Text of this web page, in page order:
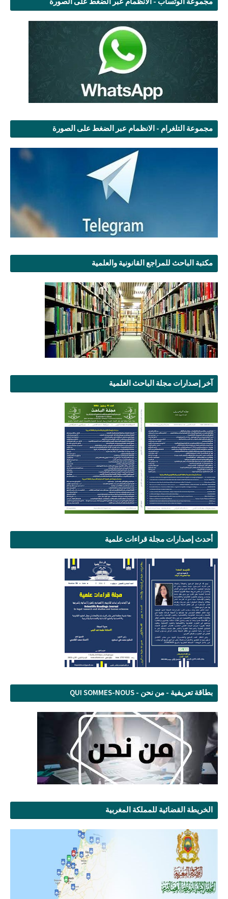
مجموعة التلغرام - الانظمام عبر الضغط على الصورة
مكتبة الباحث للمراجع القانونية والعلمية
آخر إصدارات مجلة الباحث العلمية
أحدث إصدارات مجلة قراءات علمية
بطاقة تعريفية - من نحن - QUI SOMMES-NOUS
الخريطة القضائية للمملكة المغربية